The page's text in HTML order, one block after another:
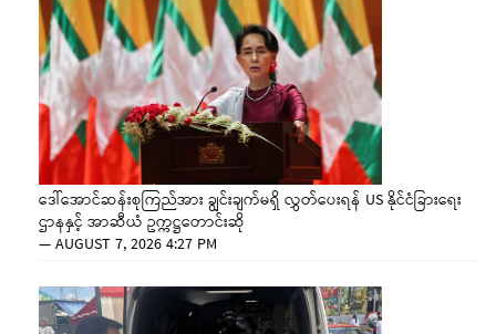
ဒေါ်အောင်ဆန်းစုကြည်အား ချွင်းချက်မရှိ လွှတ်ပေးရန် US နိုင်ငံခြားရေး
ဌာနနှင့် အာဆီယံ ဥက္ကဋ္ဌတောင်းဆို
—AUGUST 7, 2026 4:27 PM